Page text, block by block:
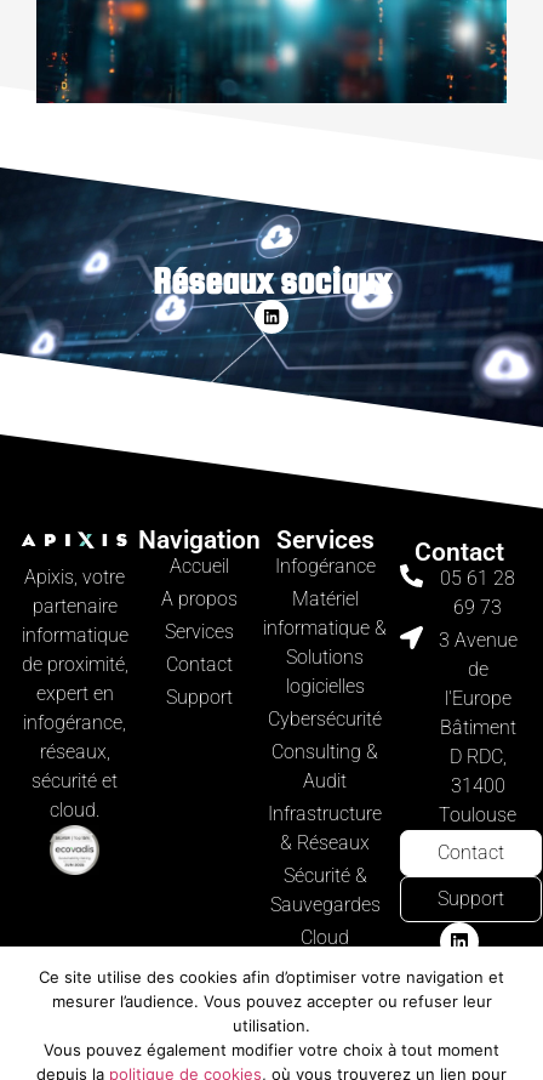
Réseaux sociaux
Apixis, votre
partenaire
informatique
de proximité,
expert en
infogérance,
réseaux,
sécurité et
cloud.
Navigation
Accueil
A propos
Services
Contact
Support
Services
Infogérance
Matériel
informatique &
Solutions
logicielles
Cybersécurité
Consulting &
Audit
Infrastructure
& Réseaux
Sécurité &
Sauvegardes
Cloud
Computing
Microsoft 365
& Solutions
collaboratives
Contact
05 61 28
69 73
3 Avenue
de
l'Europe
Bâtiment
D RDC,
31400
Toulouse
Contact
Support
Ce site utilise des cookies afin d’optimiser votre navigation et
mesurer l’audience. Vous pouvez accepter ou refuser leur
utilisation.
Vous pouvez également modifier votre choix à tout moment
depuis la politique de cookies, où vous trouverez un lien pour